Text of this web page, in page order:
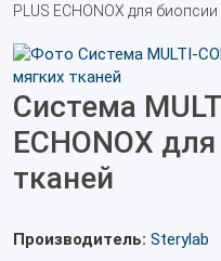
PLUS ECHONOX для
Система
ECHONOX
тканей
Производитель: Sterylab